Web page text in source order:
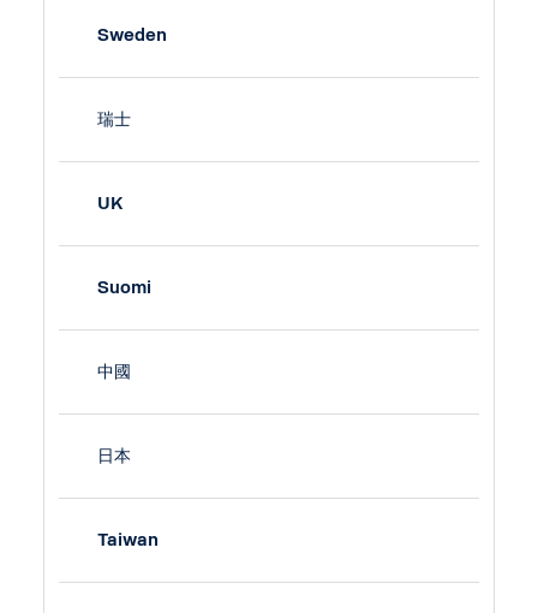
Sweden
瑞士
UK
Suomi
中國
日本
Taiwan